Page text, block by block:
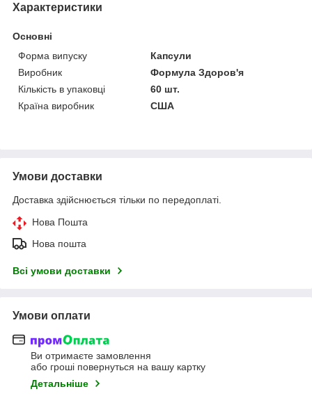
Характеристики
Основні
Форма випуску
Капсули
Виробник
Формула Здоров'я
Кількість в упаковці
60 шт.
Країна виробник
США
Умови доставки
Доставка здійснюється тільки по передоплаті.
Нова Пошта
Нова пошта
Всі умови доставки
Умови оплати
Ви отримаєте замовлення
або гроші повернуться на вашу картку
Детальніше